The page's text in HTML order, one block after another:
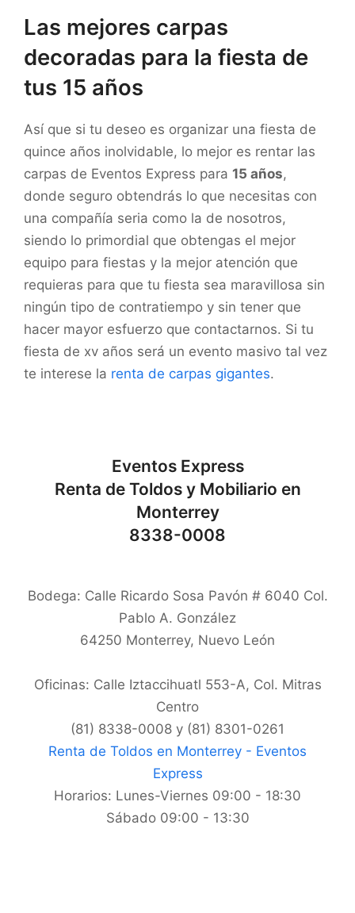
Las mejores carpas
decoradas para la fiesta de
tus 15 años
Así que si tu deseo es organizar una fiesta de
quince años inolvidable, lo mejor es rentar las
carpas de Eventos Express para 15 años,
donde seguro obtendrás lo que necesitas con
una compañía seria como la de nosotros,
siendo lo primordial que obtengas el mejor
equipo para fiestas y la mejor atención que
requieras para que tu fiesta sea maravillosa sin
ningún tipo de contratiempo y sin tener que
hacer mayor esfuerzo que contactarnos. Si tu
fiesta de xv años será un evento masivo tal vez
te interese la renta de carpas gigantes.
Eventos Express
Renta de Toldos y Mobiliario en
Monterrey
8338-0008
Bodega: Calle Ricardo Sosa Pavón # 6040 Col.
Pablo A. González
64250 Monterrey, Nuevo León
Oficinas: Calle Iztaccihuatl 553-A, Col. Mitras
Centro
(81) 8338-0008 y (81) 8301-0261
Renta de Toldos en Monterrey - Eventos
Express
Horarios: Lunes-Viernes 09:00 - 18:30
Sábado 09:00 - 13:30